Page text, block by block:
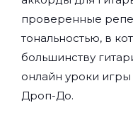
проверенные
тональностью, в
большинству
онлайн уроки игры
Дроп-До.